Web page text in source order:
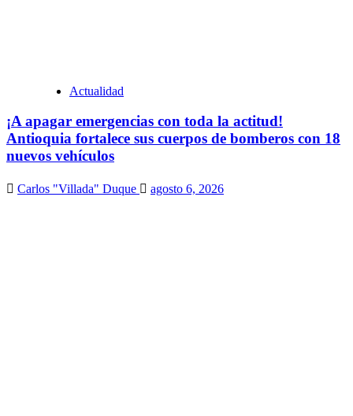
Actualidad
¡A apagar emergencias con toda la actitud!
Antioquia fortalece sus cuerpos de bomberos con 18
nuevos vehículos
Carlos "Villada" Duque agosto 6, 2026